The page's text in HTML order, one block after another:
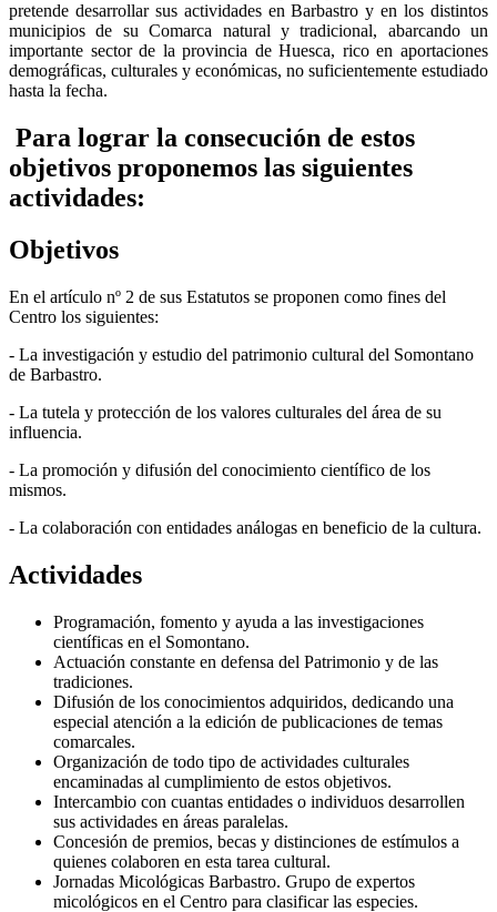
pretende desarrollar sus actividades en Barbastro y en los distintos
municipios de su Comarca natural y tradicional, abarcando un
importante sector de la provincia de Huesca, rico en aportaciones
demográficas, culturales y económicas, no suficientemente estudiado
hasta la fecha.
Para lograr la consecución de estos
objetivos proponemos las siguientes
actividades:
Objetivos
En el artículo nº 2 de sus Estatutos se proponen como fines del
Centro los siguientes:
- La investigación y estudio del patrimonio cultural del Somontano
de Barbastro.
- La tutela y protección de los valores culturales del área de su
influencia.
- La promoción y difusión del conocimiento científico de los
mismos.
- La colaboración con entidades análogas en beneficio de la cultura.
Actividades
Programación, fomento y ayuda a las investigaciones
científicas en el Somontano.
Actuación constante en defensa del Patrimonio y de las
tradiciones.
Difusión de los conocimientos adquiridos, dedicando una
especial atención a la edición de publicaciones de temas
comarcales.
Organización de todo tipo de actividades culturales
encaminadas al cumplimiento de estos objetivos.
Intercambio con cuantas entidades o individuos desarrollen
sus actividades en áreas paralelas.
Concesión de premios, becas y distinciones de estímulos a
quienes colaboren en esta tarea cultural.
Jornadas Micológicas Barbastro. Grupo de expertos
micológicos en el Centro para clasificar las especies.